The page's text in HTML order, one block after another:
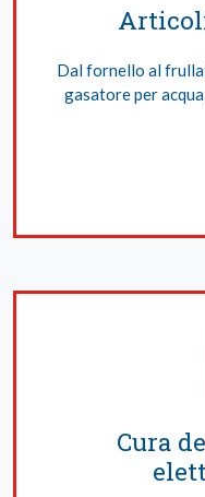
Dal fornello al
gasatore per
Cura